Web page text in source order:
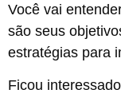
Você vai
são seus
estratégias para
Ficou